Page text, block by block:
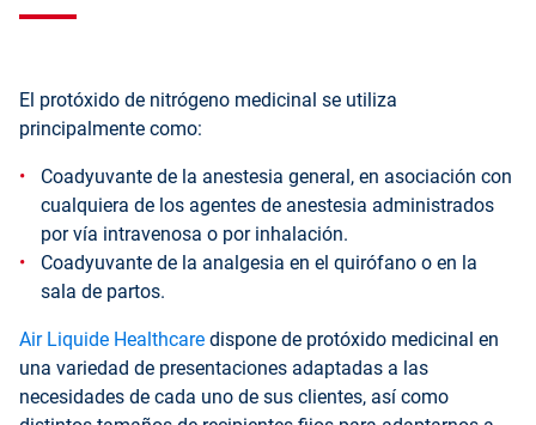
El protóxido de nitrógeno medicinal se utiliza
principalmente como:
Coadyuvante de la anestesia general, en asociación con
cualquiera de los agentes de anestesia administrados
por vía intravenosa o por inhalación.
Coadyuvante de la analgesia en el quirófano o en la
sala de partos.
Air Liquide Healthcare dispone de protóxido medicinal en
una variedad de presentaciones adaptadas a las
necesidades de cada uno de sus clientes, así como